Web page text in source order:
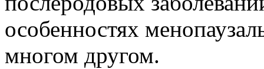
особенностях
многом другом.